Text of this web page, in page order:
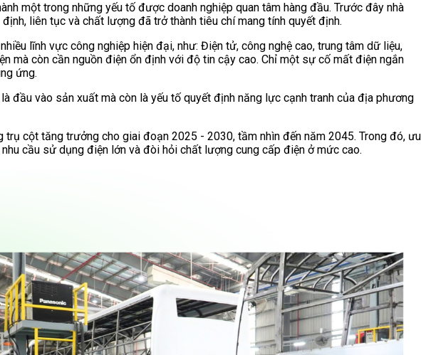
một trong những yếu tố được doanh nghiệp quan tâm hàng đầu. Trước đây nhà
liên tục và chất lượng đã trở thành tiêu chí mang tính quyết định.
lĩnh vực công nghiệp hiện đại, như: Điện tử, công nghệ cao, trung tâm dữ liệu,
mà còn cần nguồn điện ổn định với độ tin cậy cao. Chỉ một sự cố mất điện ngắn
ứng.
đầu vào sản xuất mà còn là yếu tố quyết định năng lực cạnh tranh của địa phương
cột tăng trưởng cho giai đoạn 2025 - 2030, tầm nhìn đến năm 2045. Trong đó, ưu
cầu sử dụng điện lớn và đòi hỏi chất lượng cung cấp điện ở mức cao.